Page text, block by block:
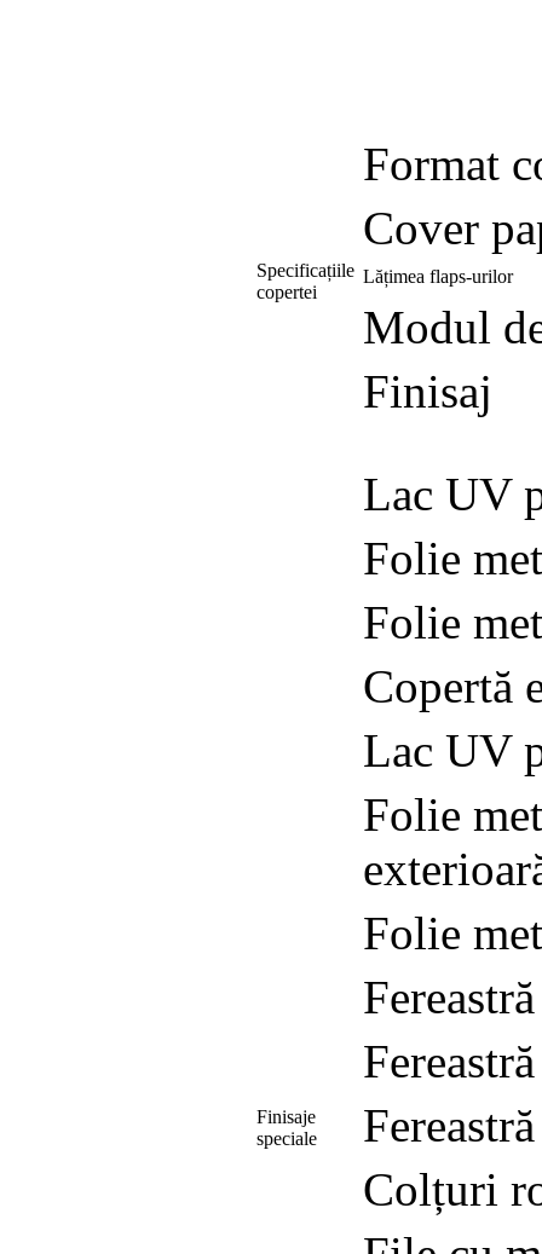
Specificațiile
copertei
Format
Cover
Lățimea flaps-urilor
Modul
Finisaj
Finisaje
speciale
Lac UV
Folie
Folie
Copertă
Lac UV
Folie
Folie
Colțuri